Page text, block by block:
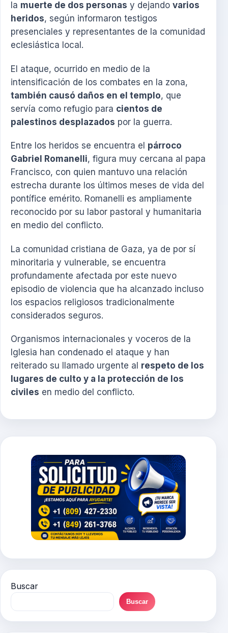
la muerte de dos personas y dejando varios
heridos, según informaron testigos
presenciales y representantes de la comunidad
eclesiástica local.
El ataque, ocurrido en medio de la
intensificación de los combates en la zona,
también causó daños en el templo, que
servía como refugio para cientos de
palestinos desplazados por la guerra.
Entre los heridos se encuentra el párroco
Gabriel Romanelli, figura muy cercana al papa
Francisco, con quien mantuvo una relación
estrecha durante los últimos meses de vida del
pontífice emérito. Romanelli es ampliamente
reconocido por su labor pastoral y humanitaria
en medio del conflicto.
La comunidad cristiana de Gaza, ya de por sí
minoritaria y vulnerable, se encuentra
profundamente afectada por este nuevo
episodio de violencia que ha alcanzado incluso
los espacios religiosos tradicionalmente
considerados seguros.
Organismos internacionales y voceros de la
Iglesia han condenado el ataque y han
reiterado su llamado urgente al respeto de los
lugares de culto y a la protección de los
civiles en medio del conflicto.
Buscar
Buscar